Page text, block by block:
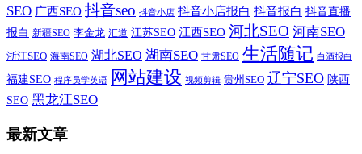
SEO 广西SEO 抖音seo 抖音小店 抖音小店报白 抖音报白 抖音直播
报白 新疆SEO 李金龙 汇道 江苏SEO 江西SEO 河北SEO 河南SEO
浙江SEO 海南SEO 湖北SEO 湖南SEO 甘肃SEO 生活随记 白酒报白
福建SEO 程序员学英语 网站建设 视频剪辑 贵州SEO 辽宁SEO 陕西
SEO 黑龙江SEO
最新文章